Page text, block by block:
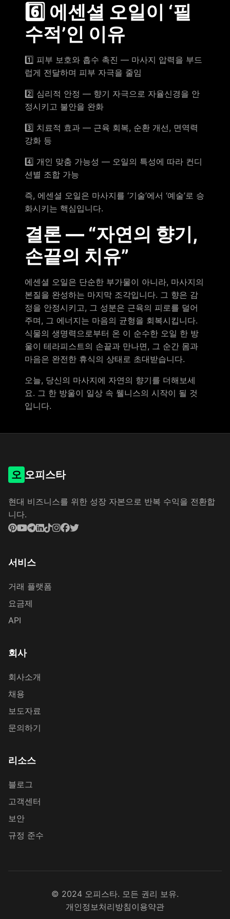
6️⃣ 에센셜 오일이 ‘필
수적’인 이유
1️⃣ 피부 보호와 흡수 촉진 — 마사지 압력을 부드
럽게 전달하며 피부 자극을 줄임
2️⃣ 심리적 안정 — 향기 자극으로 자율신경을 안
정시키고 불안을 완화
3️⃣ 치료적 효과 — 근육 회복, 순환 개선, 면역력
강화 등
4️⃣ 개인 맞춤 가능성 — 오일의 특성에 따라 컨디
션별 조합 가능
즉, 에센셜 오일은 마사지를 ‘기술’에서 ‘예술’로 승
화시키는 핵심입니다.
결론 — “자연의 향기,
손끝의 치유”
에센셜 오일은 단순한 부가물이 아니라, 마사지의
본질을 완성하는 마지막 조각입니다. 그 향은 감
정을 안정시키고, 그 성분은 근육의 피로를 덜어
주며, 그 에너지는 마음의 균형을 회복시킵니다.
식물의 생명력으로부터 온 이 순수한 오일 한 방
울이 테라피스트의 손끝과 만나면, 그 순간 몸과
마음은 완전한 휴식의 상태로 초대받습니다.
오늘, 당신의 마사지에 자연의 향기를 더해보세
요. 그 한 방울이 일상 속 웰니스의 시작이 될 것
입니다.
오 오피스타
현대 비즈니스를 위한 성장 자본으로 반복 수익을 전환합
니다.
서비스
거래 플랫폼
요금제
API
회사
회사소개
채용
보도자료
문의하기
리소스
블로그
고객센터
보안
규정 준수
© 2024 오피스타. 모든 권리 보유.
개인정보처리방침이용약관